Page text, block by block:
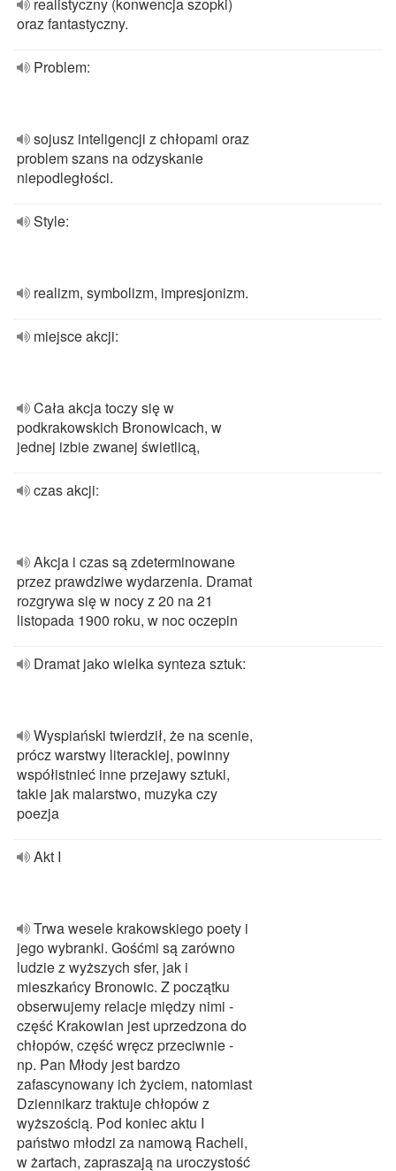
oraz fantastyczny.
Problem:
sojusz inteligencji z chłopami oraz
problem szans na odzyskanie
niepodległości.
Style:
realizm, symbolizm, impresjonizm.
miejsce akcji:
Cała akcja toczy się w
podkrakowskich Bronowicach, w
jednej izbie zwanej świetlicą,
czas akcji:
Akcja i czas są zdeterminowane
przez prawdziwe wydarzenia. Dramat
rozgrywa się w nocy z 20 na 21
listopada 1900 roku, w noc oczepin
Dramat jako wielka synteza sztuk:
Wyspiański twierdził, że na scenie,
prócz warstwy literackiej, powinny
współistnieć inne przejawy sztuki,
takie jak malarstwo, muzyka czy
poezja
Akt I
Trwa wesele krakowskiego poety i
jego wybranki. Gośćmi są zarówno
ludzie z wyższych sfer, jak i
mieszkańcy Bronowic. Z początku
obserwujemy relacje między nimi -
część Krakowian jest uprzedzona do
chłopów, część wręcz przeciwnie -
np. Pan Młody jest bardzo
zafascynowany ich życiem, natomiast
Dziennikarz traktuje chłopów z
wyższością. Pod koniec aktu I
państwo młodzi za namową Racheli,
w żartach, zapraszają na uroczystość